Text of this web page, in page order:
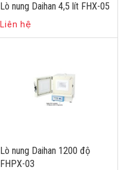
Lò nung Daihan 4,5 lít FHX-05
Liên hệ
Lò nung Daihan 1200 độ
FHPX-03